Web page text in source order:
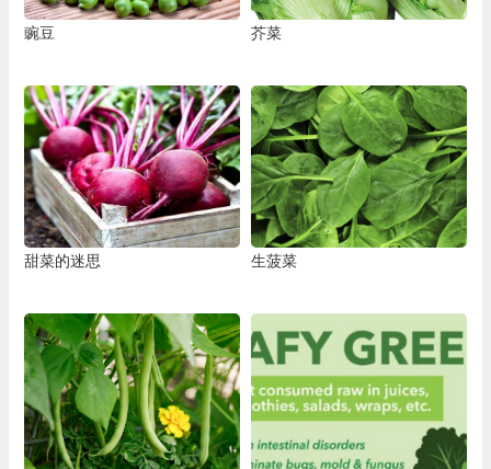
豌豆 芥菜
甜菜的迷思 生菠菜